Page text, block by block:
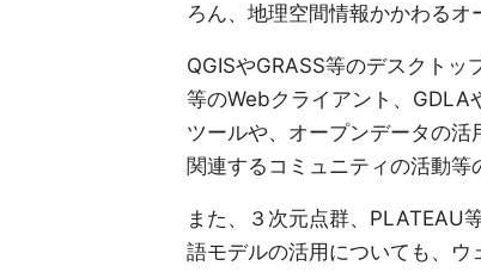
ろん、地理空間情報かかわるオ
QGISやGRASS等のデスクト
等のWebクライアント、GDLA
ツールや、オープンデータの活
関連するコミュニティの活動等
また、３次元点群、PLATEAU
語モデルの活用についても、ウ